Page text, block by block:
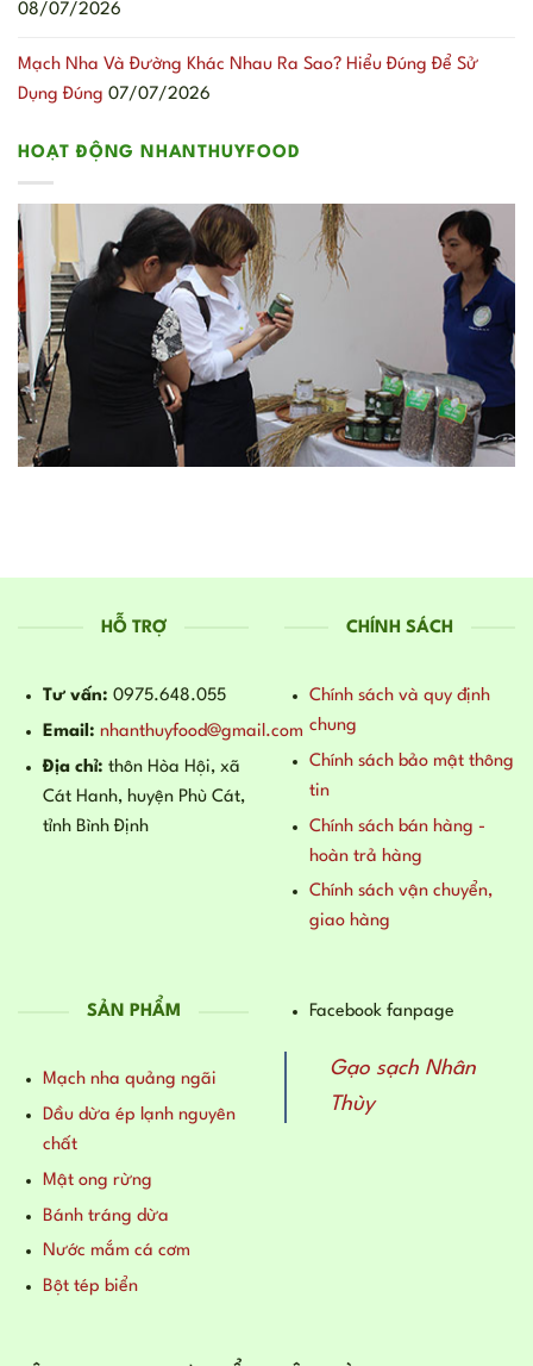
08/07/2026
Mạch Nha Và Đường Khác Nhau Ra Sao? Hiểu Đúng Để Sử
Dụng Đúng 07/07/2026
HOẠT ĐỘNG NHANTHUYFOOD
HỖ TRỢ
Tư vấn: 0975.648.055
Email: nhanthuyfood@gmail.com
Địa chỉ: thôn Hòa Hội, xã
Cát Hanh, huyện Phù Cát,
tỉnh Bình Định
CHÍNH SÁCH
Chính sách và quy định
chung
Chính sách bảo mật thông
tin
Chính sách bán hàng -
hoàn trả hàng
Chính sách vận chuyển,
giao hàng
SẢN PHẨM
Mạch nha quảng ngãi
Dầu dừa ép lạnh nguyên
chất
Mật ong rừng
Bánh tráng dừa
Nước mắm cá cơm
Bột tép biển
Facebook fanpage
Gạo sạch Nhân
Thùy